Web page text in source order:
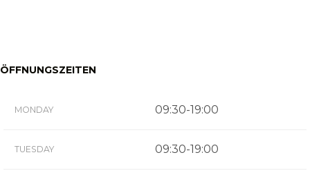
ÖFFNUNGSZEITEN
MONDAY 09:30-19:00
TUESDAY 09:30-19:00